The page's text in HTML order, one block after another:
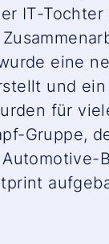
IT-Tochter
eine
und
für
Gruppe,